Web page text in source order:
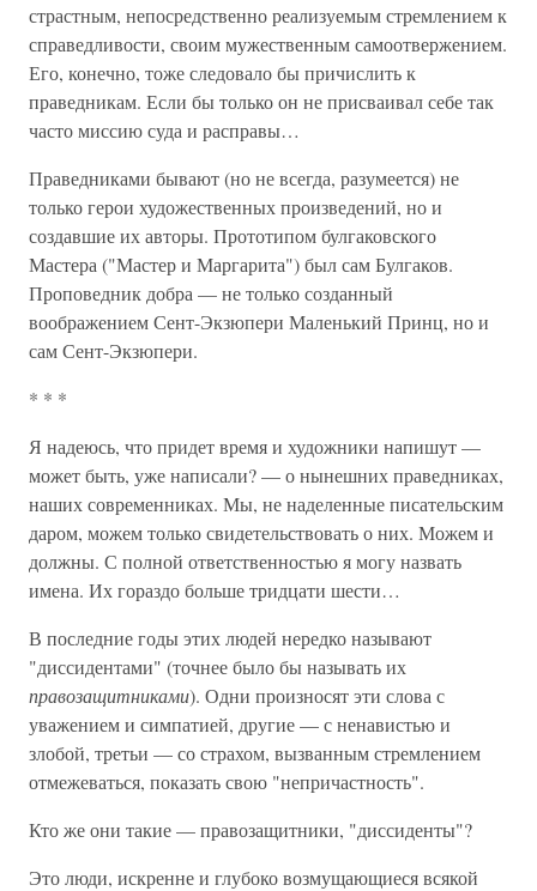
страстным, непосредственно реализуемым стремлением к
справедливости, своим мужественным самоотвержением.
Его, конечно, тоже следовало бы причислить к
праведникам. Если бы только он не присваивал себе так
часто миссию суда и расправы…
Праведниками бывают (но не всегда, разумеется) не
только герои художественных произведений, но и
создавшие их авторы. Прототипом булгаковского
Мастера ("Мастер и Маргарита") был сам Булгаков.
Проповедник добра — не только созданный
воображением Сент-Экзюпери Маленький Принц, но и
сам Сент-Экзюпери.
* * *
Я надеюсь, что придет время и художники напишут —
может быть, уже написали? — о нынешних праведниках,
наших современниках. Мы, не наделенные писательским
даром, можем только свидетельствовать о них. Можем и
должны. С полной ответственностью я могу назвать
имена. Их гораздо больше тридцати шести…
В последние годы этих людей нередко называют
"диссидентами" (точнее было бы называть их
правозащитниками). Одни произносят эти слова с
уважением и симпатией, другие — с ненавистью и
злобой, третьи — со страхом, вызванным стремлением
отмежеваться, показать свою "непричастность".
Кто же они такие — правозащитники, "диссиденты"?
Это люди, искренне и глубоко возмущающиеся всякой